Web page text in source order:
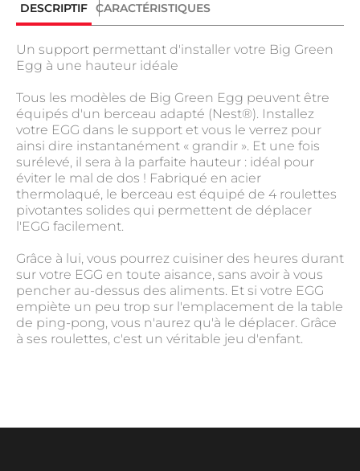
DESCRIPTIF CARACTÉRISTIQUES
Un support permettant d'installer votre Big Green
Egg à une hauteur idéale
Tous les modèles de Big Green Egg peuvent être
équipés d'un berceau adapté (Nest®). Installez
votre EGG dans le support et vous le verrez pour
ainsi dire instantanément « grandir ». Et une fois
surélevé, il sera à la parfaite hauteur : idéal pour
éviter le mal de dos ! Fabriqué en acier
thermolaqué, le berceau est équipé de 4 roulettes
pivotantes solides qui permettent de déplacer
l'EGG facilement.
Grâce à lui, vous pourrez cuisiner des heures durant
sur votre EGG en toute aisance, sans avoir à vous
pencher au-dessus des aliments. Et si votre EGG
empiète un peu trop sur l'emplacement de la table
de ping-pong, vous n'aurez qu'à le déplacer. Grâce
à ses roulettes, c'est un véritable jeu d'enfant.